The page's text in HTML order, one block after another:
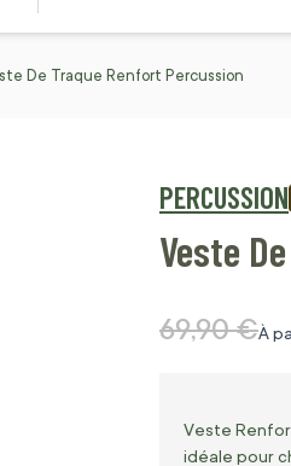
De Traque Renfort Percussion
PERCUSSION
Veste
À
Prix normal
69,90 €
Veste
idéale pour